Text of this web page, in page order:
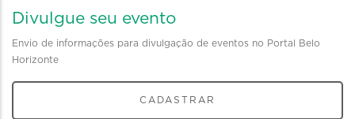
Divulgue seu evento
Envio de informações para divulgação de eventos no Portal Belo
Horizonte
CADASTRAR